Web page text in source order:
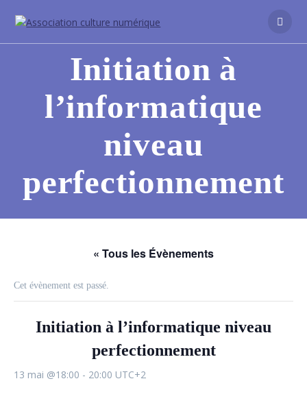
au
Initiation à
l’informatique
niveau
perfectionnement
« Tous les Évènements
Cet évènement est passé.
Initiation à l’informatique niveau
perfectionnement
13 mai @18:00 - 20:00 UTC+2